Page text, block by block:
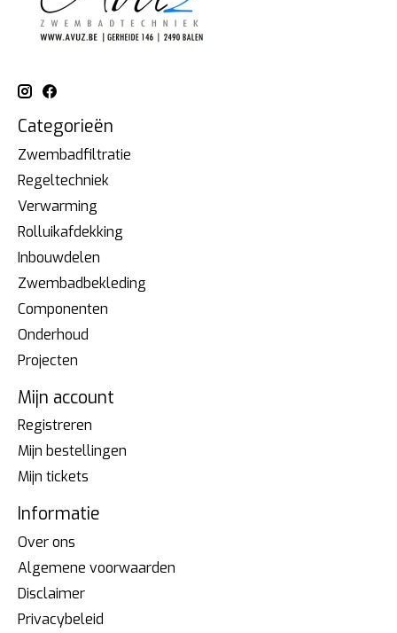
Categorieën
Zwembadfiltratie
Regeltechniek
Verwarming
Rolluikafdekking
Inbouwdelen
Zwembadbekleding
Componenten
Onderhoud
Projecten
Mijn account
Registreren
Mijn bestellingen
Mijn tickets
Informatie
Over ons
Algemene voorwaarden
Disclaimer
Privacybeleid